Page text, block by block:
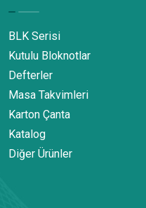
BLK Serisi
Kutulu Bloknotlar
Defterler
Masa Takvimleri
Karton Çanta
Katalog
Diğer Ürünler